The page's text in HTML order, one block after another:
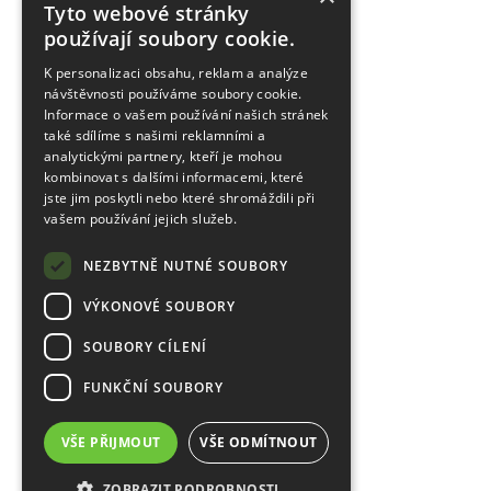
Tyto webové stránky
používají soubory cookie.
K personalizaci obsahu, reklam a analýze
návštěvnosti používáme soubory cookie.
Informace o vašem používání našich stránek
také sdílíme s našimi reklamními a
analytickými partnery, kteří je mohou
kombinovat s dalšími informacemi, které
jste jim poskytli nebo které shromáždili při
vašem používání jejich služeb.
NEZBYTNĚ NUTNÉ SOUBORY
VÝKONOVÉ SOUBORY
SOUBORY CÍLENÍ
FUNKČNÍ SOUBORY
VŠE PŘIJMOUT VŠE ODMÍTNOUT